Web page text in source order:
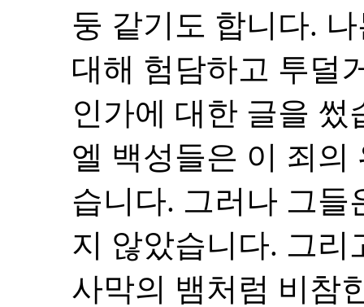
둥 같기도 합니다.
대해 험담하고 투덜
인가에 대한 글을 썼
엘 백성들은 이 죄의
습니다. 그러나 그들
지 않았습니다. 그리
사막의 뱀처럼 비참